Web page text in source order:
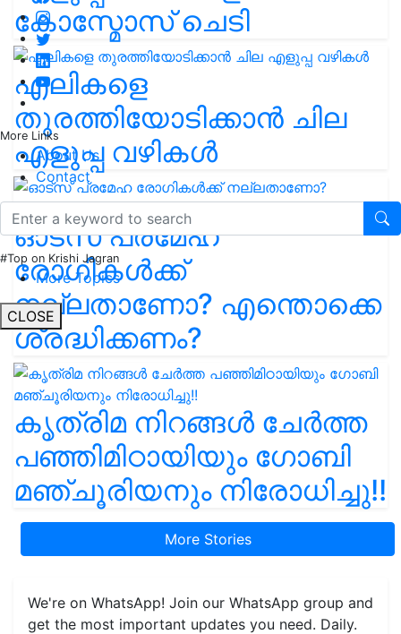
More Links
About Us
Contact
#Top on Krishi Jagran
More Topics
CLOSE
കോസ്മോസ് ചെടി
എലികളെ
തുരത്തിയോടിക്കാൻ ചില
എളുപ്പ വഴികൾ
ഓട്സ് പ്രമേഹ
രോഗികൾക്ക്
നല്ലതാണോ? എന്തൊക്കെ
ശ്രദ്ധിക്കണം?
കൃത്രിമ നിറങ്ങൾ ചേർത്ത
പഞ്ഞിമിഠായിയും ഗോബി
മഞ്ചൂരിയനും നിരോധിച്ചു!!
More Stories
We're on WhatsApp! Join our WhatsApp group and
get the most important updates you need. Daily.